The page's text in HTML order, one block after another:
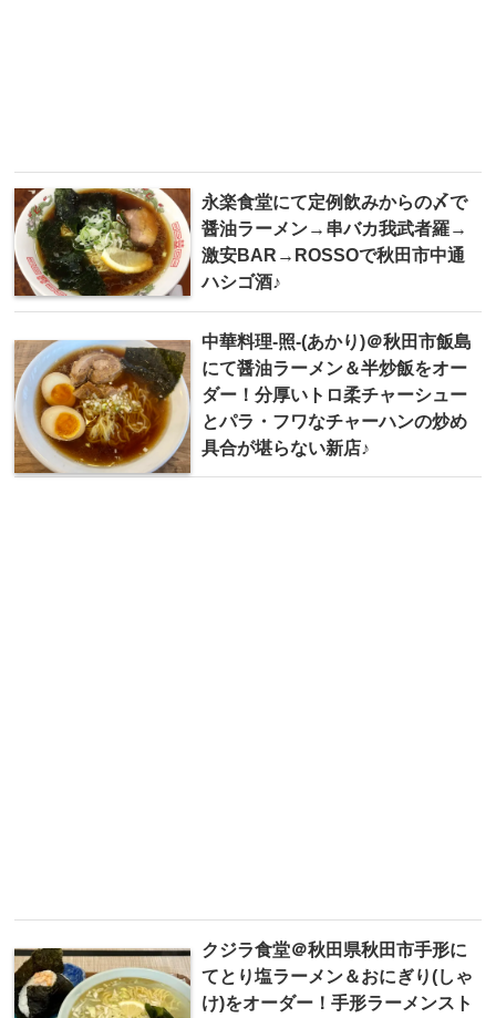
永楽食堂にて定例飲みからの〆で
醤油ラーメン→串バカ我武者羅→
激安BAR→ROSSOで秋田市中通
ハシゴ酒♪
中華料理-照-(あかり)＠秋田市飯島
にて醤油ラーメン＆半炒飯をオー
ダー！分厚いトロ柔チャーシュー
とパラ・フワなチャーハンの炒め
具合が堪らない新店♪
クジラ食堂＠秋田県秋田市手形に
てとり塩ラーメン＆おにぎり(しゃ
け)をオーダー！手形ラーメンスト